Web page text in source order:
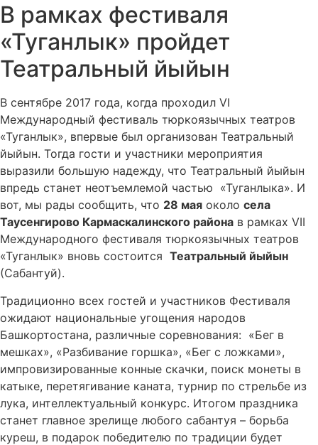
В рамках фестиваля
«Туганлык» пройдет
Театральный йыйын
В сентябре 2017 года, когда проходил VI
Международный фестиваль тюркоязычных театров
«Туганлык», впервые был организован Театральный
йыйын. Тогда гости и участники мероприятия
выразили большую надежду, что Театральный йыйын
впредь станет неотъемлемой частью «Туганлыка». И
вот, мы рады сообщить, что 28 мая около села
Таусенгирово Кармаскалинского района в рамках VII
Международного фестиваля тюркоязычных театров
«Туганлык» вновь состоится Театральный йыйын
(Сабантуй).
Традиционно всех гостей и участников Фестиваля
ожидают национальные угощения народов
Башкортостана, различные соревнования: «Бег в
мешках», «Разбивание горшка», «Бег с ложками»,
импровизированные конные скачки, поиск монеты в
катыке, перетягивание каната, турнир по стрельбе из
лука, интеллектуальный конкурс. Итогом праздника
станет главное зрелище любого сабантуя – борьба
куреш, в подарок победителю по традиции будет